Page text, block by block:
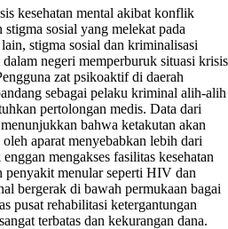
kesehatan mental akibat konflik
stigma sosial yang melekat pada
stigma sosial dan kriminalisasi
negeri memperburuk situasi krisis
zat psikoaktif di daerah
sebagai pelaku kriminal alih-alih
pertolongan medis. Data dari
bahwa ketakutan akan
aparat menyebabkan lebih dari
mengakses fasilitas kesehatan
menular seperti HIV dan
bergerak di bawah permukaan bagai
pusat rehabilitasi ketergantungan
terbatas dan kekurangan dana.